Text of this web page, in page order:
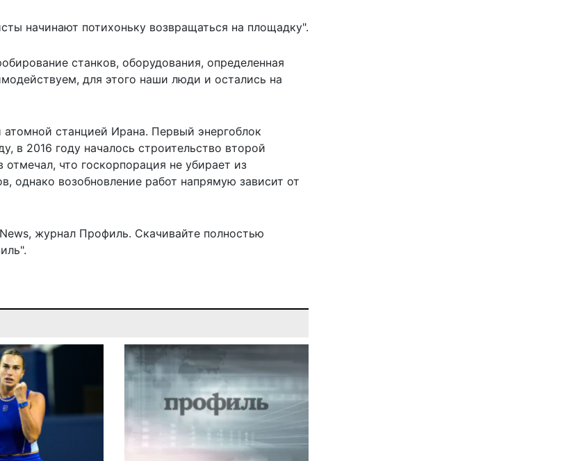
начинают потихоньку возвращаться на площадку".
станков, оборудования, определенная
для этого наши люди и остались на
станцией Ирана. Первый энергоблок
в 2016 году началось строительство второй
что госкорпорация не убирает из
однако возобновление работ напрямую зависит от
, журнал Профиль. Скачивайте полностью